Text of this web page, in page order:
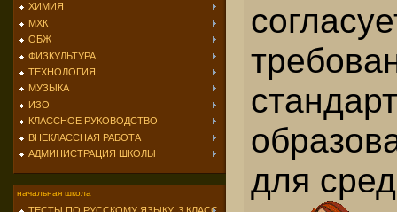
ХИМИЯ
МХК
ОБЖ
ФИЗКУЛЬТУРА
ТЕХНОЛОГИЯ
МУЗЫКА
ИЗО
КЛАССНОЕ РУКОВОДСТВО
ВНЕКЛАССНАЯ РАБОТА
АДМИНИСТРАЦИЯ ШКОЛЫ
начальная школа
для